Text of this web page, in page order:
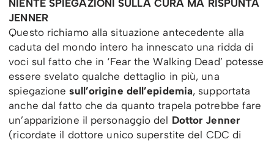
NIENTE SPIEGAZIONI SULLA CURA MA RISPUNTA
JENNER
Questo richiamo alla situazione antecedente alla
caduta del mondo intero ha innescato una ridda di
voci sul fatto che in ‘Fear the Walking Dead’ potesse
essere svelato qualche dettaglio in più, una
spiegazionesull’origine dell’epidemia, supportata
anche dal fatto che da quanto trapela potrebbe fare
un’apparizione il personaggio del Dottor Jenner
(ricordate il dottore unico superstite del CDC di